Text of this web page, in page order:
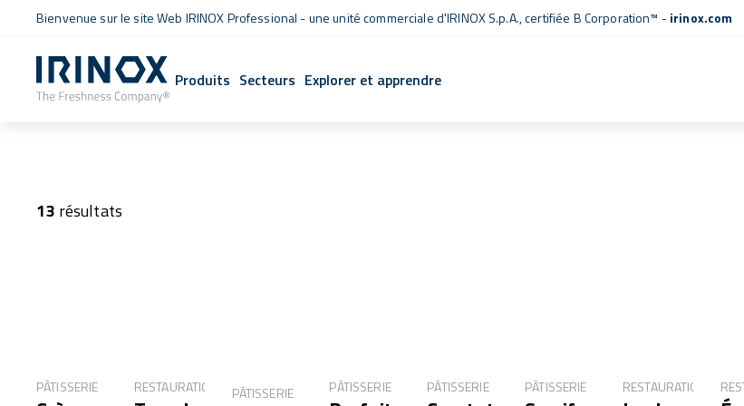
Bienvenue sur le site Web IRINOX Professional - une unité commerciale d'IRINOX S.p.A.,certifiée B Corporation™ -irinox.com
Produits Secteurs Explorer et apprendre
13 résultats
PÂTISSERIE RESTAURATION PÂTISSERIE PÂTISSERIE PÂTISSERIE PÂTISSERIE RESTAURATION